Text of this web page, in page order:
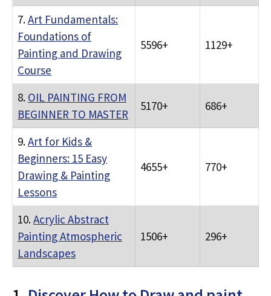
7.Art Fundamentals:
Foundations of
Painting and Drawing
Course
5596+ 1129+
8. OIL PAINTING FROM
BEGINNER TO MASTER
5170+ 686+
9.Art for Kids &
Beginners: 15 Easy
Drawing & Painting
Lessons
4655+ 770+
10.Acrylic Abstract
Painting Atmospheric
Landscapes
1506+ 296+